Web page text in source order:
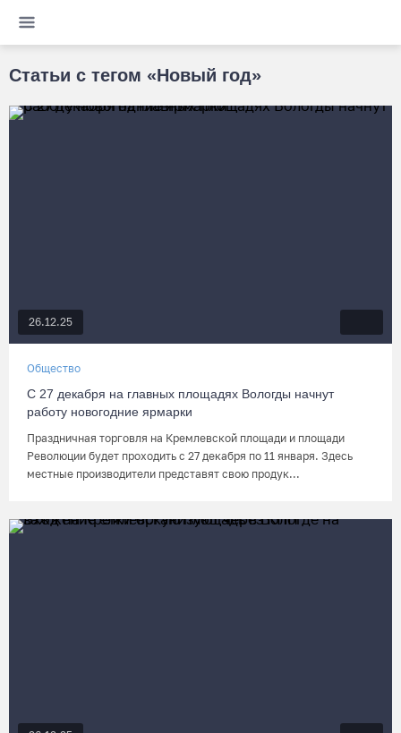
Статьи с тегом «Новый год»
26.12.25
Общество
С 27 декабря на главных площадях Вологды начнут
работу новогодние ярмарки
Праздничная торговля на Кремлевской площади и площади
Революции будет проходить с 27 декабря по 11 января. Здесь
местные производители представят свою продук...